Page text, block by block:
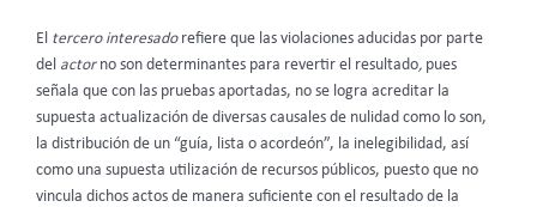
El tercero interesadorefiere que las violaciones aducidas por parte
del actorno son determinantes para revertir el resultado, pues
señala que con las pruebas aportadas, no se logra acreditar la
supuesta actualización de diversas causales de nulidad como lo son,
la distribución de un “guía, lista o acordeón”, la inelegibilidad, así
como una supuesta utilización de recursos públicos, puesto que no
vincula dichos actos de manera suficiente con el resultado de la